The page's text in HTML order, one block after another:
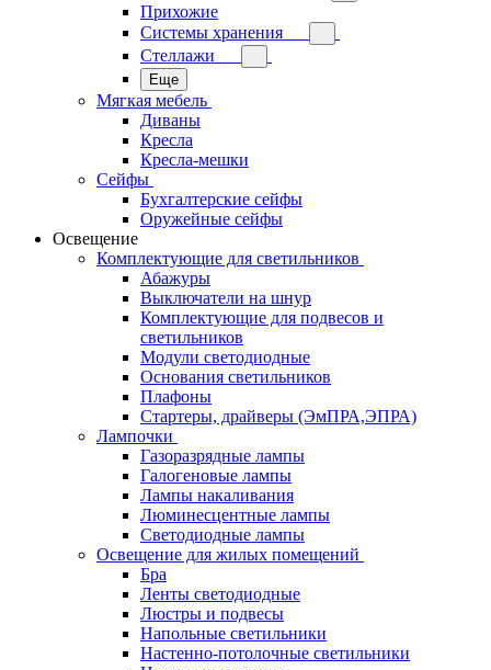
Прихожие
Системы хранения
Стеллажи
Еще
Мягкая мебель
Диваны
Кресла
Кресла-мешки
Сейфы
Бухгалтерские сейфы
Оружейные сейфы
Освещение
Комплектующие для светильников
Абажуры
Выключатели на шнур
Комплектующие для подвесов и
светильников
Модули светодиодные
Основания светильников
Плафоны
Стартеры, драйверы (ЭмПРА,ЭПРА)
Лампочки
Газоразрядные лампы
Галогеновые лампы
Лампы накаливания
Люминесцентные лампы
Светодиодные лампы
Освещение для жилых помещений
Бра
Ленты светодиодные
Люстры и подвесы
Напольные светильники
Настенно-потолочные светильники